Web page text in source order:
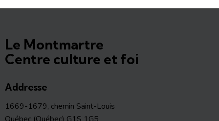
Le Montmartre
Centre culture et foi
Addresse
1669-1679, chemin Saint-Louis